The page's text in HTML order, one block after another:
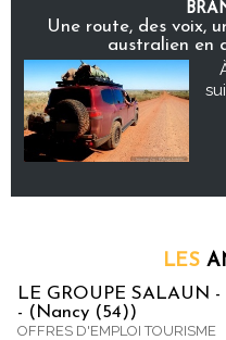
Une route, des voix,
australien en
LES
LE GROUPE SALAUN -
- (Nancy (54))
OFFRES D'EMPLOI TOURISME